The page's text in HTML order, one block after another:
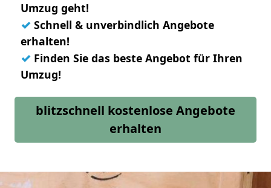
Umzug geht!
✓ Schnell & unverbindlich Angebote
erhalten!
✓ Finden Sie das beste Angebot für Ihren
Umzug!
blitzschnell kostenlose Angebote
erhalten